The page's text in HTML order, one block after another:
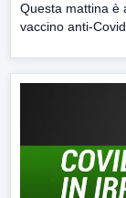
Questa mattina è
vaccino anti-Covid